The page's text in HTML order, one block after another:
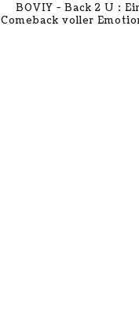
BOVIY - Back 2 U :
Comeback voller